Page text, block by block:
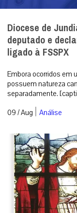
Diocese de
deputado e
ligado à FSSPX
Embora ocorridos em
possuem natureza
separadamente.
09 / Aug | Análise